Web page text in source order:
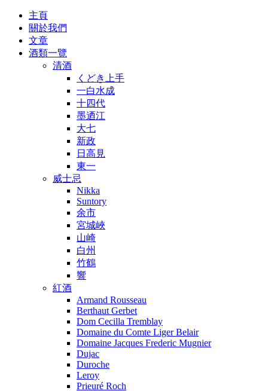
主頁
關於我們
文章
酒類一覽
清酒
くどき上手
一白水成
十四代
墨迺江
大七
新政
日高見
東一
威士忌
Nikka
Suntory
余市
宮城峽
山崎
白州
竹鶴
響
紅酒
Armand Rousseau
Berthaut Gerbet
Dom Cecilla Tremblay
Domaine du Comte Liger Belair
Domaine Jacques Frederic Mugnier
Dujac
Duroche
Leroy
Prieuré Roch